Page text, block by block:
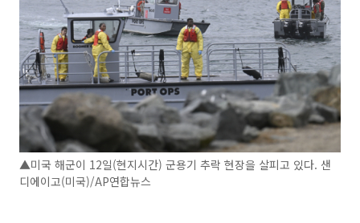
▲미국 해군이 12일(현지시간) 군용기 추락 현장을 살피고 있다. 샌
디에이고(미국)/AP연합뉴스